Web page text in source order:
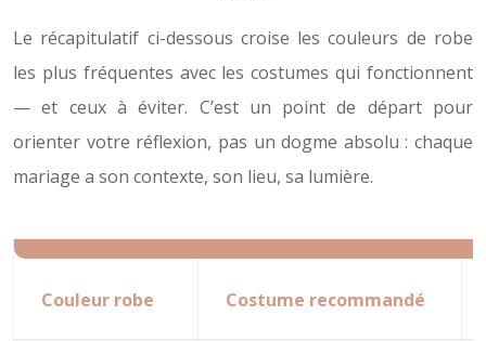
Le récapitulatif ci-dessous croise les couleurs de robe
les plus fréquentes avec les costumes qui fonctionnent
— et ceux à éviter. C’est un point de départ pour
orienter votre réflexion, pas un dogme absolu : chaque
mariage a son contexte, son lieu, sa lumière.
Couleur robe Costume recommandé